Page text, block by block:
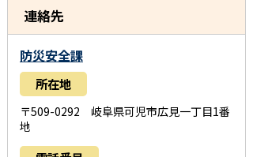
連絡先
防災安全課
所在地
〒509-0292 岐阜県可児市広見一丁目1番
地